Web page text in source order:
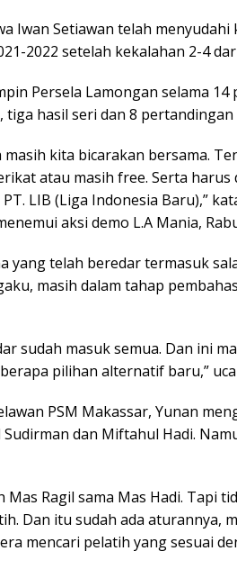
Iwan Setiawan telah
2022 setelah kekalahan 2-4
Persela Lamongan selama
tiga hasil seri dan 8
kita bicarakan bersama.
atau masih free. Serta
LIB (Liga Indonesia Baru),”
aksi demo L.A Mania,
yang telah beredar termasuk
masih dalam tahap
sudah masuk semua. Dan ini
pilihan alternatif baru,”
PSM Makassar, Yunan
Sudirman dan Miftahul Hadi.
Mas Ragil sama Mas Hadi. Tapi
Dan itu sudah ada aturannya,
mencari pelatih yang sesuai